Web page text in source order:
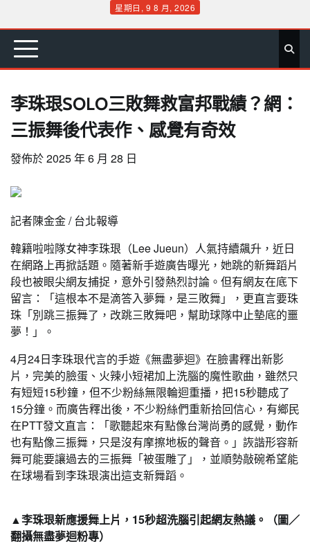
content
星期日, 9 8 月, 2026
首 要 娛 生 社 文 公 運 旅 政 地 專
李珠珢SOLO三敗舞救富邦戰績？網：
三振舞後代表作、感覺有奇效
發佈於2025 年 6 月 28 日
記者陳金金 / 台北報導
韓籍啦啦隊女神李珠珢（Lee Jueun）人氣持續飆升，近日
在網路上再掀話題。隨著新手遊廣告曝光，她跳的新舞蹈片
段也被眼尖網友捕捉，意外引發熱烈討論。但有網友在底下
留言：「這根本不是滴答入夢舞，是三敗舞」，更直言要珠
珠「別跳三振舞了，改跳三敗舞吧，幫助球隊中止墊底的噩
夢！」。
4月24日李珠珢代言的手遊《無盡夢迴》在臉書釋出新影
片，完美的臉蛋、火辣小短裙加上洗腦的魔性歌曲，雖然只
有短短15秒鐘，但不少粉絲無限輪迴重播，把15秒聽成了
15分鐘。而廣告釋出後，不少粉絲們重新拾回信心，有鄉民
在PTT發文直言：「歌聽起來有點像台灣尚勇的感覺，動作
也有點像三振舞，只是沒有摩擦地板的聲音。」詼諧形容新
舞可能要讓過去的三振舞「被蛋雕了」，並順勢敲碗希望能
在球場看到李珠珢演出這支新舞蹈。
▲李珠珢新應援舞上片，15秒超洗腦引起網友熱議。（圖／
翻攝無盡夢迴粉專）